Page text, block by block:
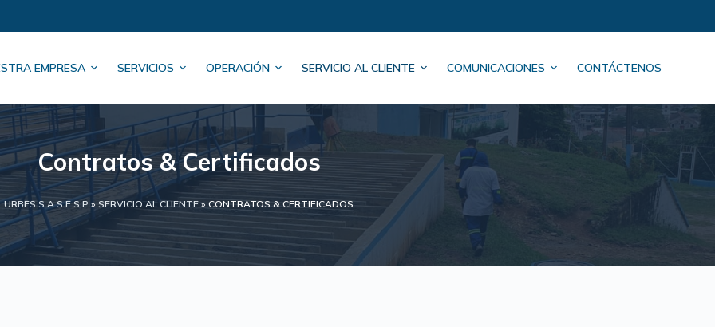
EMPRESA SERVICIOS OPERACIÓN SERVICIO AL CLIENTE COMUNICACIONES CONTÁCTENOS
Contratos & Certificados
URBES S.A.S E.S.P » SERVICIO AL CLIENTE » CONTRATOS & CERTIFICADOS